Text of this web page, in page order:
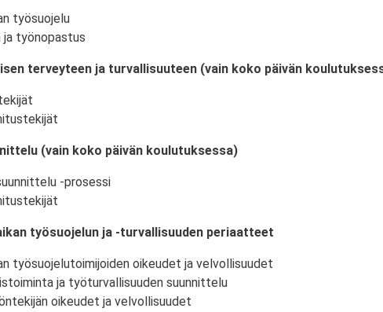
työsuojelu
työnopastus
terveyteen ja turvallisuuteen (vain koko päivän
(vain koko päivän koulutuksessa)
-prosessi
työsuojelun ja -turvallisuuden periaatteet
työsuojelutoimijoiden oikeudet ja velvollisuudet
ja työturvallisuuden suunnittelu
oikeudet ja velvollisuudet